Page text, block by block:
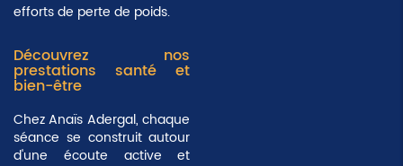
efforts de perte de poids.
Découvrez nos
prestations santé et
bien-être
Chez Anaïs Adergal, chaque
séance se construit autour
d'une écoute active et